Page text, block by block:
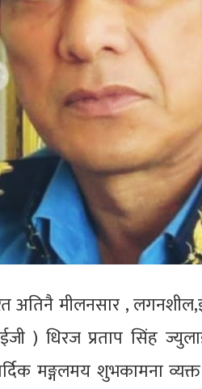
अतिनै मीलनसार ,
) धिरज प्रताप सिंह
मङ्गलमय शुभकामना